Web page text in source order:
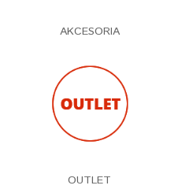
AKCESORIA
OUTLET